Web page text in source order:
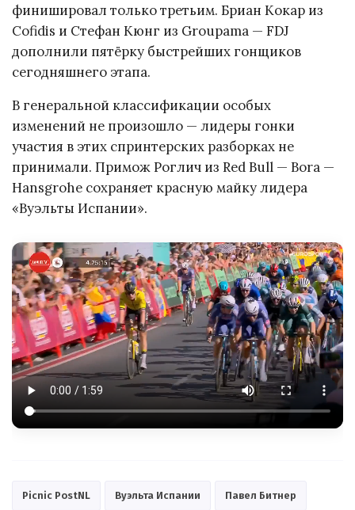
финишировал только третьим. Бриан Кокар из
Cofidis и Стефан Кюнг из Groupama — FDJ
дополнили пятёрку быстрейших гонщиков
сегодняшнего этапа.
В генеральной классификации особых
изменений не произошло — лидеры гонки
участия в этих спринтерских разборках не
принимали. Примож Роглич из Red Bull — Bora —
Hansgrohe сохраняет красную майку лидера
«Вуэльты Испании».
Picnic PostNL Вуэльта Испании Павел Битнер